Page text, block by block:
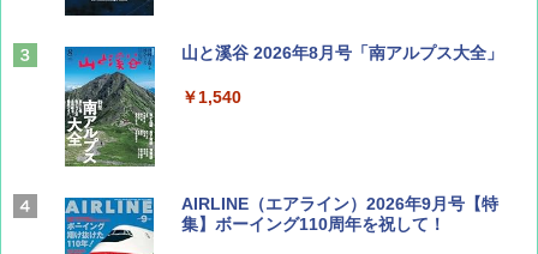
山と溪谷 2026年8月号「南アルプス大全」
￥1,540
AIRLINE（エアライン）2026年9月号【特
集】ボーイング110周年を祝して！